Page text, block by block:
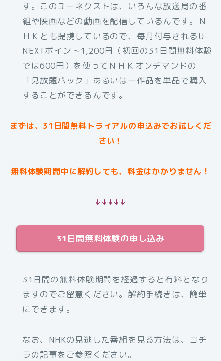
す。このユーネクストは、いろんな放送局の番
組や映画などの動画を配信しているんです。Ｎ
ＨＫとも提携しているので、毎月付与されるU-
NEXTポイント1,200円（初回の31日間無料体験
では600円）を使ってＮＨＫオンデマンドの
「見放題パック」あるいは一作品を単品で購入
することができるんです。
まずは、31日間無料トライアルの申込みでお試しくだ
さい！
無料体験期間中に解約しても、料金はかかりません！
↓↓↓↓↓
31日間無料体験の申し込み
31日間の無料体験期間を経過すると有料となり
ますのでご留意ください。解約手続きは、簡単
にできます。
なお、NHKの見逃した番組を見る方法は、コチ
ラの記事をご参照ください。